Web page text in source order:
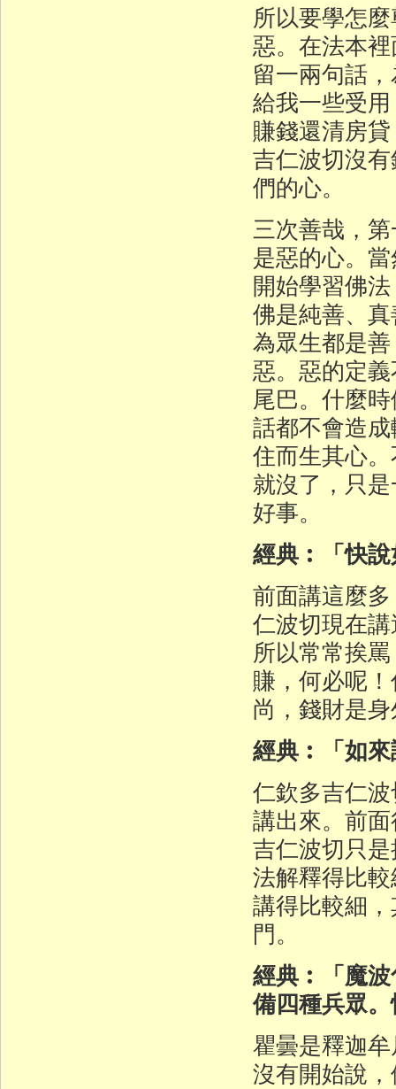
所以要學怎
惡。在法本
留一兩句話
給我一些受
賺錢還清房
吉仁波切沒
們的心。
三次善哉，
是惡的心。
開始學習佛
佛是純善、
為眾生都是
惡。惡的定
尾巴。什麼
話都不會造
住而生其心
就沒了，只
好事。
經典︰「快
前面講這麼
仁波切現在
所以常常挨
賺，何必呢
尚，錢財是
經典︰「如
仁欽多吉仁
講出來。前
吉仁波切只
法解釋得比
講得比較細
門。
經典︰「魔
備四種兵眾
瞿曇是釋迦
沒有開始說